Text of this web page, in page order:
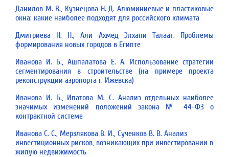
Данилов М. В., Кузнецова Н. Д. Алюминиевые и пластиковые
окна: какие наиболее подходят для российского климата
Дмитриева Н. Н., Али Ахмед Элхани Талаат. Проблемы
формирования новых городов в Египте
Иванова И. Б., Ашпалатова Е. А. Использование стратегии
сегментирования в строительстве (на примере проекта
реконструкции аэропорта г. Ижевска)
Иванова И. Б., Ипатова М. С. Анализ отдельных наиболее
значимых изменений положений закона № 44-ФЗ о
контрактной системе
Иванова С. С., Мерзлякова В. И., Сученков В. В. Анализ
инвестиционных рисков, возникающих при инвестировании в
жилую недвижимость